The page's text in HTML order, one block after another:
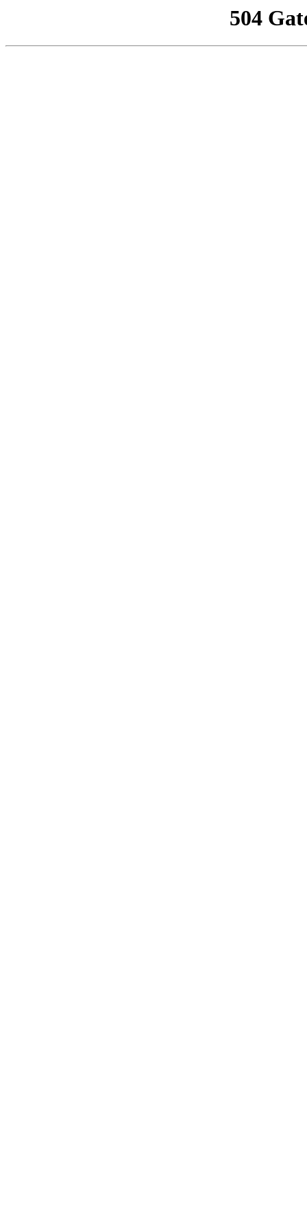
504